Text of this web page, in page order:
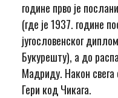
године прво је
(где је 1937. године
југословенског
Букурешту), а до
Мадриду. Након свега
Гери код Чикага.